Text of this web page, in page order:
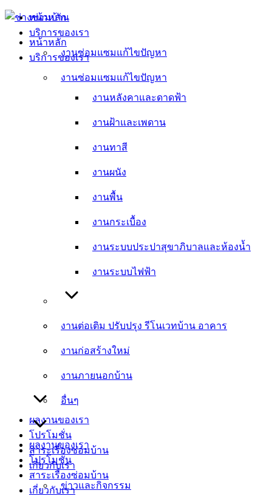
Skip
content
หน้าหลัก
บริการของเรา
งานซ่อมแซมแก้ไขปัญหา
งานหลังคาและดาดฟ้า
งานฝ้าและเพดาน
งานทาสี
งานผนัง
งานพื้น
งานกระเบื้อง
งานระบบประปาสุขาภิบาลและห้องน้ำ
งานระบบไฟฟ้า
งานต่อเติม ปรับปรุง รีโนเวทบ้าน อาคาร
งานก่อสร้างใหม่
งานภายนอกบ้าน
อื่นๆ
ผลงานของเรา
โปรโมชั่น
สาระเรื่องซ่อมบ้าน
เกี่ยวกับเรา
หน้าหลัก
บริการของเรา
งานซ่อมแซมแก้ไขปัญหา
งานหลังคาและดาดฟ้า
งานฝ้าและเพดาน
งานทาสี
งานผนัง
งานพื้น
งานกระเบื้อง
งานระบบประปาสุขาภิบาลและห้องน้ำ
งานระบบไฟฟ้า
งานต่อเติม ปรับปรุง รีโนเวทบ้าน อาคาร
งานก่อสร้างใหม่
งานภายนอกบ้าน
อื่นๆ
ผลงานของเรา
โปรโมชั่น
สาระเรื่องซ่อมบ้าน
เกี่ยวกับเรา
ข่าวและกิจกรรม